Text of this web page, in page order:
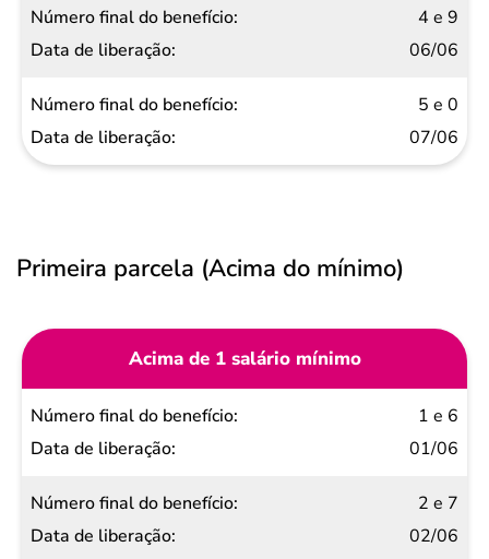
4 e 9
06/06
5 e 0
07/06
Primeira parcela (Acima do mínimo)
Acima de 1 salário mínimo
Número
final do
Data de
liberação
1 e 6
01/06
2 e 7
02/06